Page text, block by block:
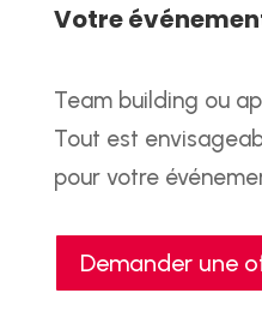
Votre
Team building ou
Tout est
pour votre
Demander une